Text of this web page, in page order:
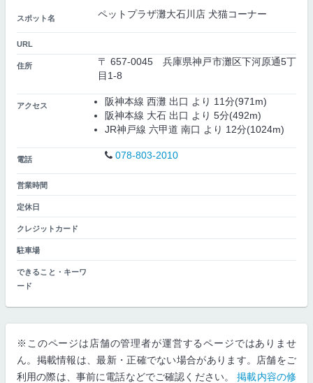
スポット名 ペットプラザ灘大石川店 犬猫コーナー
URL
住所
〒 657-0045 兵庫県神戸市灘区下河原通5丁
目1-8
アクセス
阪神本線 西灘 出口 より 11分(971m)
阪神本線 大石 出口 より 5分(492m)
JR神戸線 六甲道 南口 より 12分(1024m)
電話 078-803-2010
営業時間
定休日
クレジットカード
駐車場
できること・キーワ
ード
※このページは店舗の管理者が運営するページではありませ
ん。掲載情報は、最新・正確でない場合があります。店舗をご
利用の際は、事前に電話などでご確認ください。掲載内容の修